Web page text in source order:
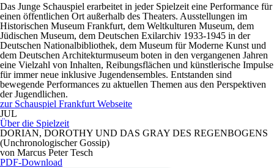
Das Junge Schauspiel erarbeitet in jeder Spielzeit eine Performance für
einen öffentlichen Ort außerhalb des Theaters. Ausstellungen im
Historischen Museum Frankfurt, dem Weltkulturen Museum, dem
Jüdischen Museum, dem Deutschen Exilarchiv 1933-1945 in der
Deutschen Nationalbibliothek, dem Museum für Moderne Kunst und
dem Deutschen Architekturmuseum boten in den vergangenen Jahren
eine Vielzahl von Inhalten, Reibungsflächen und künstlerische Impulse
für immer neue inklusive Jugendensembles. Entstanden sind
bewegende Performances zu aktuellen Themen aus den Perspektiven
der Jugendlichen.
zur Schauspiel Frankfurt Webseite
JUL
Über die Spielzeit
DORIAN, DOROTHY UND DAS GRAY DES REGENBOGENS
(Unchronologischer Gossip)
von Marcus Peter Tesch
PDF-Download